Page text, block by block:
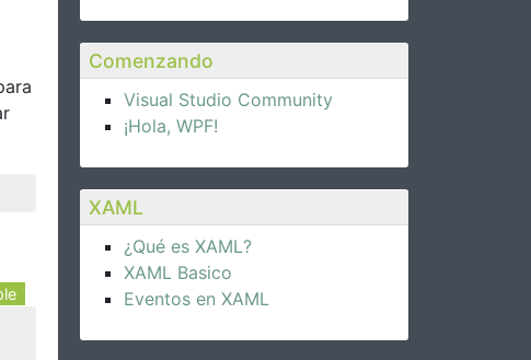
Comenzando
Visual Studio Community
¡Hola, WPF!
XAML
¿Qué es XAML?
XAML Basico
Eventos en XAML